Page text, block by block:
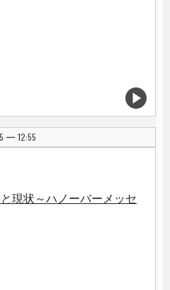
| 12:55
現状～ハノーバーメッセ